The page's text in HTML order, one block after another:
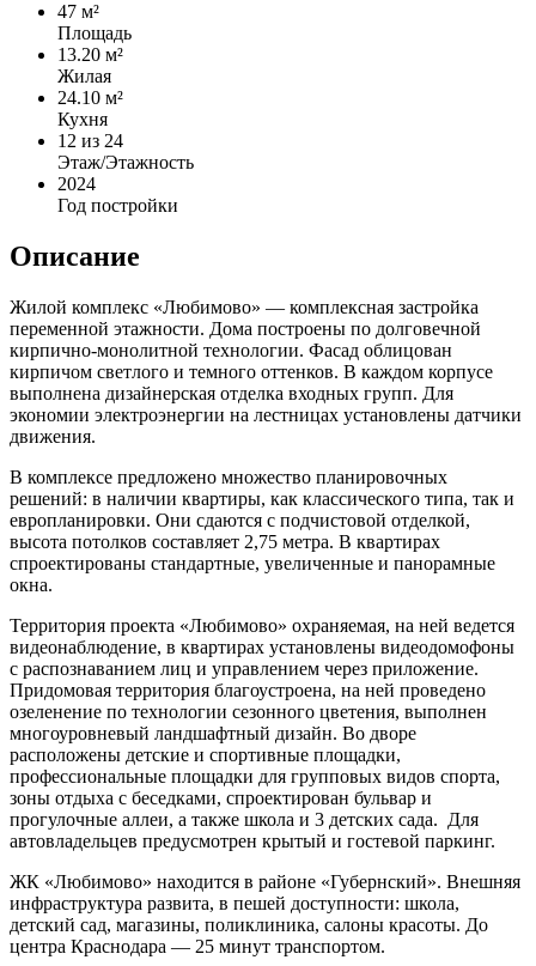
47 м²
Площадь
13.20 м²
Жилая
24.10 м²
Кухня
12 из 24
Этаж/Этажность
2024
Год постройки
Описание
Жилой комплекс «Любимово» — комплексная застройка
переменной этажности. Дома построены по долговечной
кирпично-монолитной технологии. Фасад облицован
кирпичом светлого и темного оттенков. В каждом корпусе
выполнена дизайнерская отделка входных групп. Для
экономии электроэнергии на лестницах установлены датчики
движения.
В комплексе предложено множество планировочных
решений: в наличии квартиры, как классического типа, так и
европланировки. Они сдаются с подчистовой отделкой,
высота потолков составляет 2,75 метра. В квартирах
спроектированы стандартные, увеличенные и панорамные
окна.
Территория проекта «Любимово» охраняемая, на ней ведется
видеонаблюдение, в квартирах установлены видеодомофоны
с распознаванием лиц и управлением через приложение.
Придомовая территория благоустроена, на ней проведено
озеленение по технологии сезонного цветения, выполнен
многоуровневый ландшафтный дизайн. Во дворе
расположены детские и спортивные площадки,
профессиональные площадки для групповых видов спорта,
зоны отдыха с беседками, спроектирован бульвар и
прогулочные аллеи, а также школа и 3 детских сада. Для
автовладельцев предусмотрен крытый и гостевой паркинг.
ЖК «Любимово» находится в районе «Губернский». Внешняя
инфраструктура развита, в пешей доступности: школа,
детский сад, магазины, поликлиника, салоны красоты. До
центра Краснодара — 25 минут транспортом.